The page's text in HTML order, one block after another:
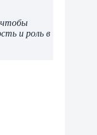
чтобы
и роль в